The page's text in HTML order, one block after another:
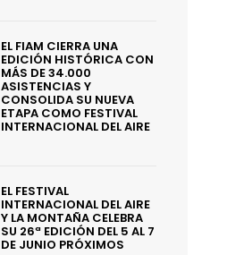
EL FIAM CIERRA UNA
EDICIÓN HISTÓRICA CON
MÁS DE 34.000
ASISTENCIAS Y
CONSOLIDA SU NUEVA
ETAPA COMO FESTIVAL
INTERNACIONAL DEL AIRE
EL FESTIVAL
INTERNACIONAL DEL AIRE
Y LA MONTAÑA CELEBRA
SU 26ª EDICIÓN DEL 5 AL 7
DE JUNIO PRÓXIMOS